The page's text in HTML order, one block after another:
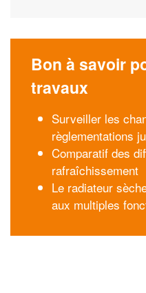
Bon à savoir
travaux
Surveiller les
règlementations
Comparatif des
rafraîchissement
Le radiateur
aux multiples